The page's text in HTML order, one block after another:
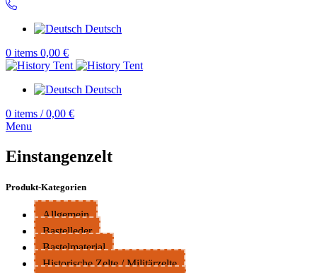
Deutsch
0 items 0,00 €
Deutsch
0 items / 0,00 €
Menu
Einstangenzelt
Produkt-Kategorien
Allgemein
Bastelleder
Bastelmaterial
Historische Zelte / Militärzelte